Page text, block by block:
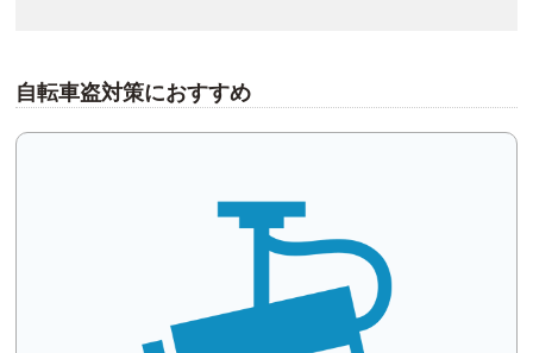
自転車盗対策におすすめ